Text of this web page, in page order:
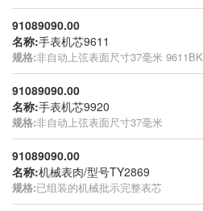
91089090.00
名称:手表机芯9611
规格:非自动上弦表面尺寸37毫米 9611BK
91089090.00
名称:手表机芯9920
规格:非自动上弦表面尺寸37毫米
91089090.00
名称:机械表肉/型号TY2869
规格:已组装的机械批示完整表芯